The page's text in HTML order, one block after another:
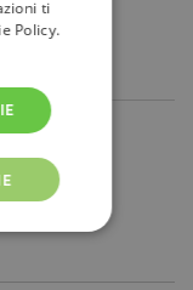
ti
Policy.